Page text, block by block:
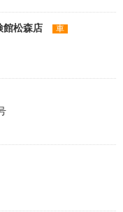
館松森店 車